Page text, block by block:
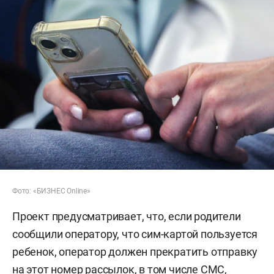
Фото: «БИЗНЕС Online»
Проект предусматривает, что, если родители
сообщили оператору, что сим-картой пользуется
ребенок, оператор должен прекратить отправку
на этот номер рассылок, в том числе СМС,